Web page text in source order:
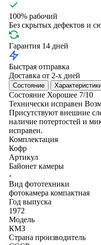
100% рабочий
Без скрытых дефектов и
Гарантия 14 дней
Быстрая отправка
Доставка от 2-х дней
Состояние
Состояние Хорошее 7/10
Технически исправен
Присутствуют внешние
наличие потертостей и
исправен.
Комплектация
Кофр
Артикул
Байонет камеры
-
Вид фототехники
фотокамера компактная
Год выпуска
1972
Модель
КМЗ
Страна производитель